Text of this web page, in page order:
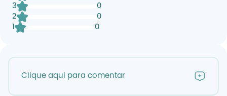
3
0
2
0
1
0
Clique aqui para comentar